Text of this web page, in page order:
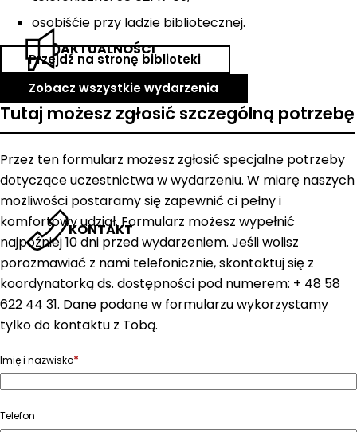
AKTUALNOŚCI
KONTAKT
osobiśćie przy ladzie bibliotecznej.
Przejdź na stronę biblioteki
Zobacz wszystkie wydarzenia
Tutaj możesz zgłosić szczególną potrzebę
Przez ten formularz możesz zgłosić specjalne potrzeby
dotyczące uczestnictwa w wydarzeniu. W miarę naszych
możliwości postaramy się zapewnić ci pełny i
komfortowy udział. Formularz możesz wypełnić
najpóźniej 10 dni przed wydarzeniem. Jeśli wolisz
porozmawiać z nami telefonicznie, skontaktuj się z
koordynatorką ds. dostępności pod numerem: + 48 58
622 44 31. Dane podane w formularzu wykorzystamy
tylko do kontaktu z Tobą.
Imię i nazwisko*
Telefon